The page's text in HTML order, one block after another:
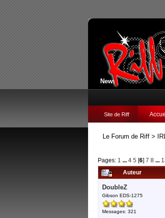
News:
Site de Riff
Le Forum de Riff >
Pages: 1 ... 4 5 [6] 7 8 ...
Auteur
DoubleZ
Gibson EDS-1275
Messages: 321